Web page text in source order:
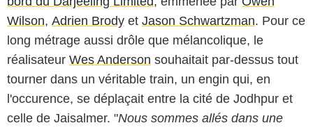
Wilson, Adrien Brody et Jason Schwartzman. Pour ce
long métrage aussi drôle que mélancolique, le
réalisateur Wes Anderson souhaitait par-dessus tout
tourner dans un véritable train, un engin qui, en
l'occurence, se déplaçait entre la cité de Jodhpur et
celle de Jaisalmer. "Nous sommes allés dans une